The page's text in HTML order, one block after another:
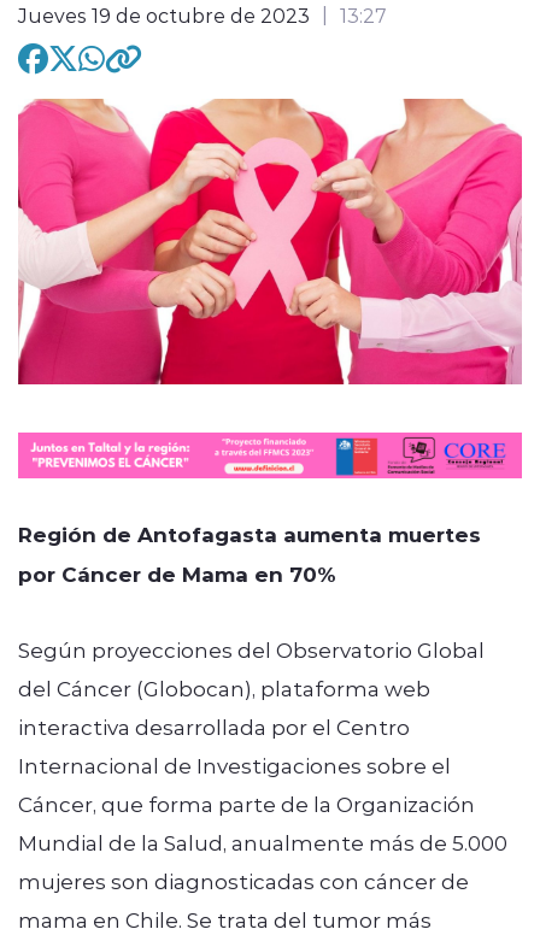
Jueves 19 de octubre de 2023 13:27
Región de Antofagasta aumenta muertes
por Cáncer de Mama en 70%
Según proyecciones del Observatorio Global
del Cáncer (Globocan), plataforma web
interactiva desarrollada por el Centro
Internacional de Investigaciones sobre el
Cáncer, que forma parte de la Organización
Mundial de la Salud, anualmente más de 5.000
mujeres son diagnosticadas con cáncer de
mama en Chile. Se trata del tumor más